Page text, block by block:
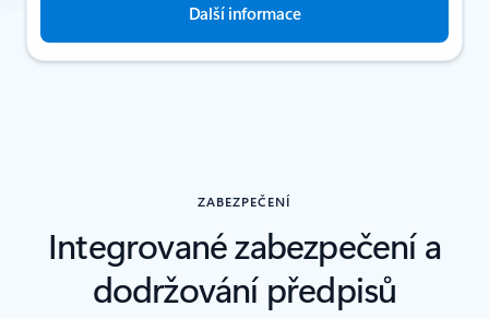
Další informace
ZABEZPEČENÍ
Integrované zabezpečení a
dodržování předpisů